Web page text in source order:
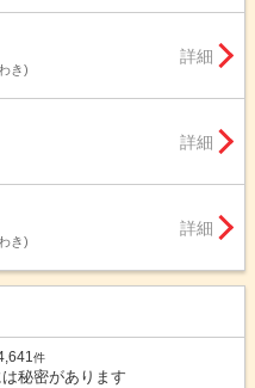
き)
詳細
詳細
き)
詳細
件
秘密があります